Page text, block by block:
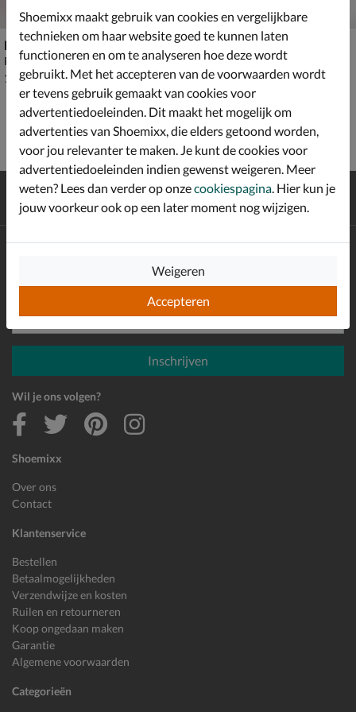
Nelson
Paraplu - rood
€ 14,99
14 ,99
Nelson
Paraplu - blauw
€ 19,99
19 ,99
Gratisverzending en retour*
Achterafbetalen
Shoemixx
Over ons
Contact
Klantenservice
Bestellen
Betaalmogelijkheden
Verzendwijze en kosten
Ruilen en retourneren
Koop ongedaan maken
Garantie
Algemene voorwaarden
Categorieën
Schrijf je in voor de Shoemixx nieuwsbrief en ontvang €10,-
welkomstkorting!
E-mailadres
Inschrijven
Wil je ons volgen?
Shoemixx maakt gebruik van cookies en vergelijkbare
technieken om haar website goed te kunnen laten
functioneren en om te analyseren hoe deze wordt
gebruikt. Met het accepteren van de voorwaarden wordt
er tevens gebruik gemaakt van cookies voor
advertentiedoeleinden. Dit maakt het mogelijk om
advertenties van Shoemixx, die elders getoond worden,
voor jou relevanter te maken. Je kunt de cookies voor
advertentiedoeleinden indien gewenst weigeren. Meer
weten? Lees dan verder op onzecookiespagina . Hier kun je
jouw voorkeur ook op een later moment nog wijzigen.
Accepteren
Weigeren